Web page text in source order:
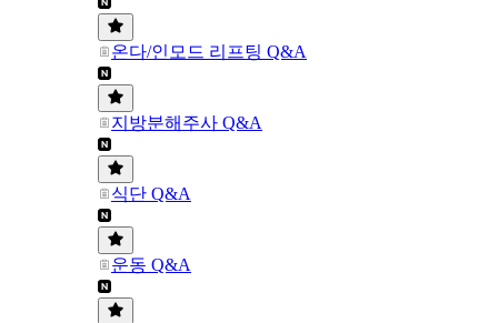
온다/인모드 리프팅 Q&A
지방분해주사 Q&A
식단 Q&A
운동 Q&A